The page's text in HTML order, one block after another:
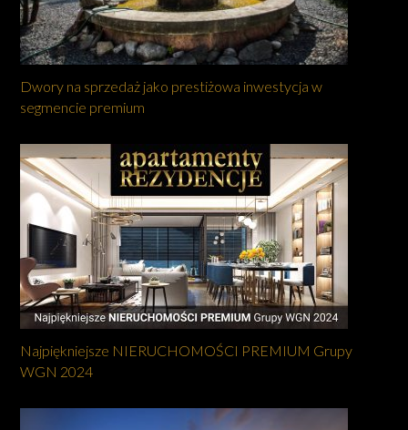
Dwory na sprzedaż jako prestiżowa inwestycja w
segmencie premium
Najpiękniejsze NIERUCHOMOŚCI PREMIUM Grupy
WGN 2024